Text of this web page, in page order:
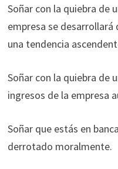
Soñar con la quiebra de
empresa se
una tendencia
Soñar con la quiebra de
ingresos de la empresa
Soñar que estás en
derrotado moralmente.